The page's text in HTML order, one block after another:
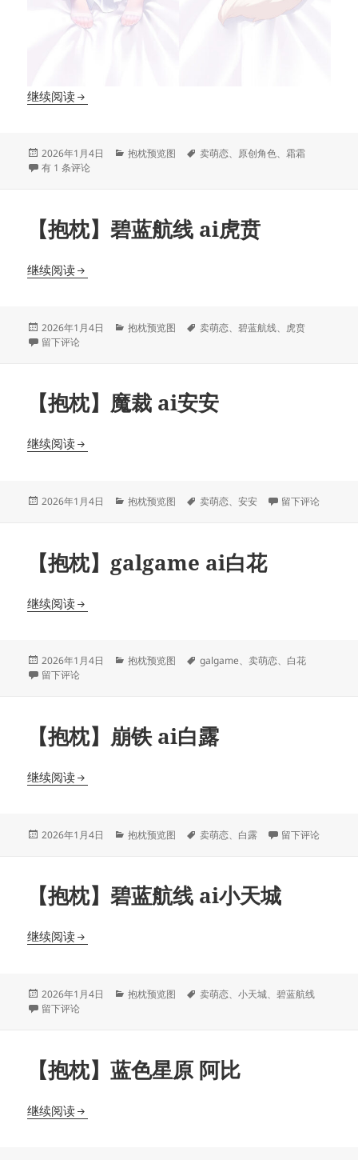
继续阅读【抱枕】原创 霜霜
发
布
2026年1月4日
分
抱枕预览图
标
卖萌恋、 原创角色、霜霜
【抱枕】原创 霜霜
有 1 条评论
【抱枕】碧蓝航线 ai虎贲
继续阅读【抱枕】碧蓝航线 ai虎贲
发
布
2026年1月4日
分
抱枕预览图
标
卖萌恋、碧蓝航线、 虎贲
于【抱枕】碧蓝航线 ai虎贲
留下评论
【抱枕】魔裁 ai安安
继续阅读【抱枕】魔裁 ai安安
发
2026年1月4日
分
抱枕预览图
标
卖萌恋、安安 于【抱枕】魔裁
留下评论
【抱枕】galgame ai白花
继续阅读【抱枕】galgame ai白花
发
布
2026年1月4日
分
抱枕预览图
标
galgame、卖萌恋、 白花
于【抱枕】galgame ai白花
留下评论
【抱枕】崩铁 ai白露
继续阅读【抱枕】崩铁 ai白露
发
2026年1月4日
分
抱枕预览图
标
卖萌恋、 白露 于【抱枕】崩铁
留下评论
【抱枕】碧蓝航线 ai小天城
继续阅读【抱枕】碧蓝航线 ai小天城
发
布
2026年1月4日
分
抱枕预览图
标
卖萌恋、小天城、碧蓝航线
于【抱枕】碧蓝航线 ai小天城
留下评论
【抱枕】蓝色星原 阿比
继续阅读【抱枕】蓝色星原 阿比